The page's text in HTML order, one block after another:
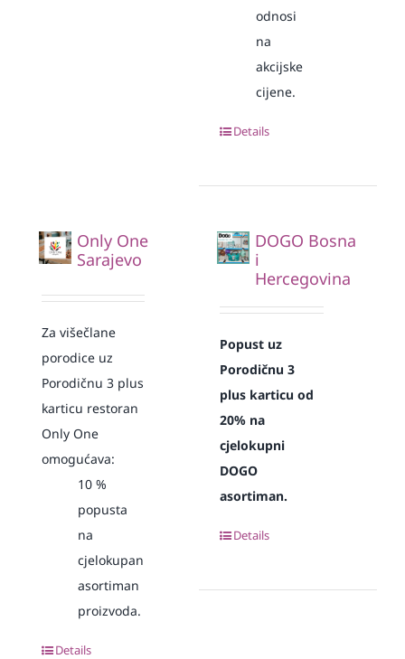
odnosi
na
akcijske
cijene.
Details
Only One
Sarajevo
Za višečlane
porodice uz
Porodičnu 3 plus
karticu restoran
Only One
omogućava:
10 %
popusta
na
cjelokupan
asortiman
proizvoda.
Details
DOGO Bosna
i
Hercegovina
Popust uz
Porodičnu 3
plus karticu od
20% na
cjelokupni
DOGO
asortiman.
Details